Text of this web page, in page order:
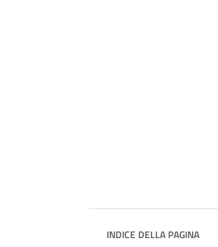
INDICE DELLA PAGINA